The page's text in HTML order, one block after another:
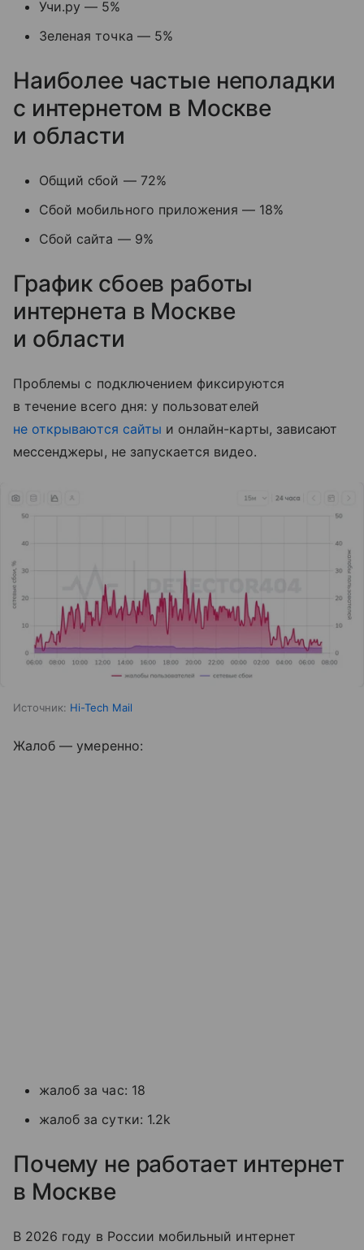
Учи.ру — 5%
Зеленая точка — 5%
Наиболее частые неполадки
с интернетом в Москве
и области
Общий сбой — 72%
Сбой мобильного приложения — 18%
Сбой сайта — 9%
График сбоев работы
интернета в Москве
и области
Проблемы с подключением фиксируются
в течение всего дня: у пользователей
не открываются сайты и онлайн-карты, зависают
мессенджеры, не запускается видео.
Источник: Hi-Tech Mail
Жалоб — умеренно:
жалоб за час: 18
жалоб за сутки: 1.2k
Почему не работает интернет
в Москве
В 2026 году в России мобильный интернет